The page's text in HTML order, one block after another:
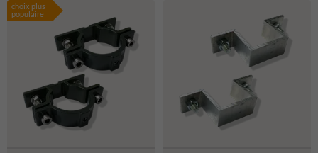
choix plus
populaire